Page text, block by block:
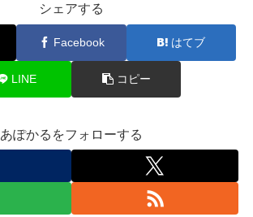
シェアする
Facebook はてブ
LINE コピー
あぽかるをフォローする